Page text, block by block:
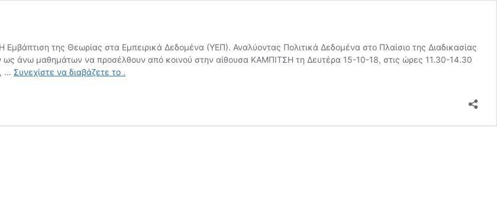
της Θεωρίας στα Εμπειρικά Δεδομένα (ΥΕΠ). Αναλύοντας Πολιτικά Δεδομένα στο Πλαίσιο της Διαδικασίας
ως άνω μαθημάτων να προσέλθουν από κοινού στην αίθουσα ΚΑΜΠΙΤΣΗ τη Δευτέρα 15-10-18, στις ώρες 11.30-14.30
… Συνεχίστε να διαβάζετε το .